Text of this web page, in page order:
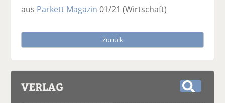
aus Parkett Magazin 01/21(Wirtschaft)
Zurück
VERLAG